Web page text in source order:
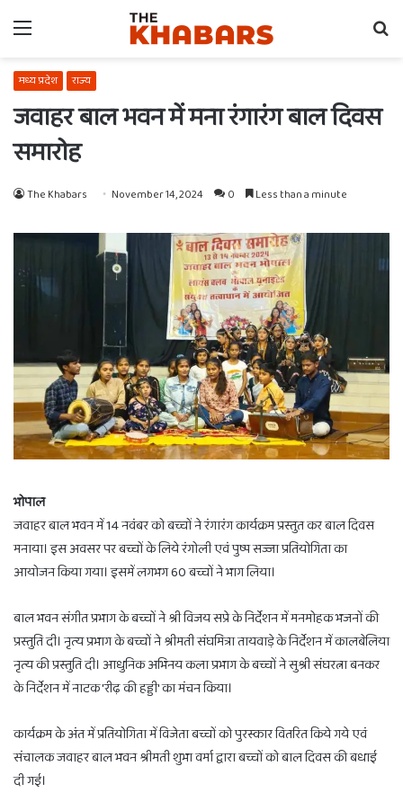
Menu
मध्य प्रदेश राज्य
जवाहर बाल भवन में मना रंगारंग बाल दिवस
समारोह
The Khabars November 14, 2024 0 Less than a minute
भोपाल
जवाहर बाल भवन में 14 नवंबर को बच्चों ने रंगारंग कार्यक्रम प्रस्तुत कर बाल दिवस
मनाया। इस अवसर पर बच्चों के लिये रंगोली एवं पुष्प सज्जा प्रतियोगिता का
आयोजन किया गया। इसमें लगभग 60 बच्चों ने भाग लिया।
बाल भवन संगीत प्रभाग के बच्चों ने श्री विजय सप्रे के निर्देशन में मनमोहक भजनों की
प्रस्तुति दी। नृत्य प्रभाग के बच्चों ने श्रीमती संघमित्रा तायवाड़े के निर्देशन में कालबेलिया
नृत्य की प्रस्तुति दी। आधुनिक अभिनय कला प्रभाग के बच्चों ने सुश्री संघरत्ना बनकर
के निर्देशन में नाटक 'रीढ़ की हड्डी' का मंचन किया।
कार्यक्रम के अंत में प्रतियोगिता में विजेता बच्चों को पुरस्कार वितरित किये गये एवं
संचालक जवाहर बाल भवन श्रीमती शुभा वर्मा द्वारा बच्चों को बाल दिवस की बधाई
दी गई।